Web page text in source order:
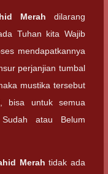
Merah dilarang
Tuhan kita Wajib
mendapatkannya
perjanjian tumbal
mustika tersebut
bisa untuk semua
atau Belum
Merah tidak ada